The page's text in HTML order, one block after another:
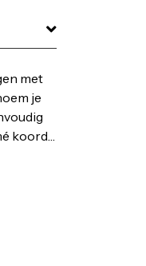
met
je
koord,
•